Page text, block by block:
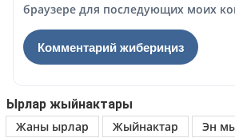
браузере для последующих моих
Ырлар жыйнактары
Жаны ырлар
Жыйнактар
Эн